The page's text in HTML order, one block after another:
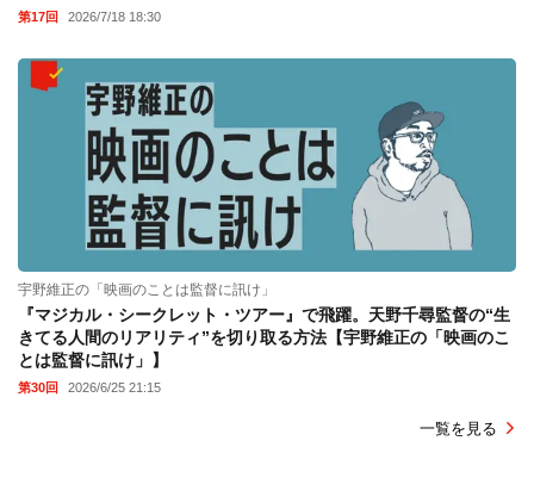
第17回 2026/7/18 18:30
宇野維正の「映画のことは監督に訊け」
『マジカル・シークレット・ツアー』で飛躍。天野千尋監督の“生
きてる人間のリアリティ”を切り取る方法【宇野維正の「映画のこ
とは監督に訊け」】
第30回 2026/6/25 21:15
一覧を見る